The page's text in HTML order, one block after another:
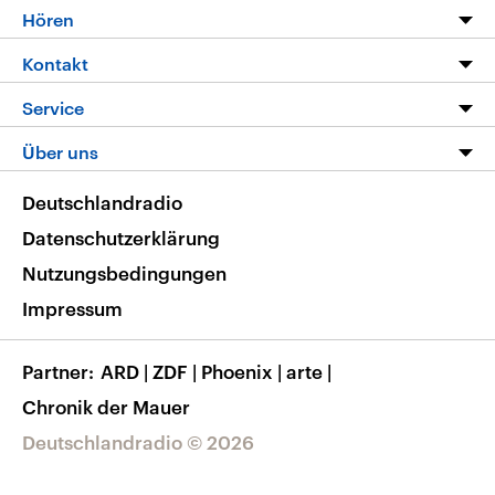
Programm
Die Nachrichten
Nachrichtenleicht
Neue Beiträge auf dlf.de
Hören
Livestream
Podcasts
Deutschlandfunk App
Nachrichten App
Frequenzen
Kontakt
Hörerservice
Service
FAQ
Veranstaltungen
Musikliste
RSS
Über uns
Barrierefreiheit
Deutschlandradio © 2026
Deutschlandradio
Datenschutzerklärung
Nutzungsbedingungen
Impressum
Partner ARD | ZDF | Phoenix | arte |
Chronik der Mauer